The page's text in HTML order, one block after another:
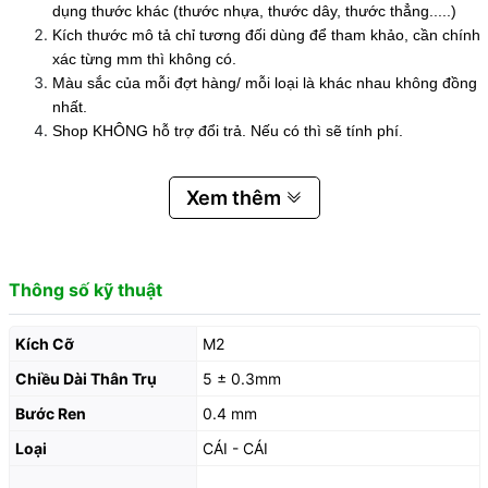
dụng thước khác (thước nhựa, thước dây, thước thẳng.....)
Kích thước mô tả chỉ tương đối dùng để tham khảo, cần chính
xác từng mm thì không có.
Màu sắc của mỗi đợt hàng/ mỗi loại là khác nhau không đồng
nhất.
Shop KHÔNG hỗ trợ đổi trả. Nếu có thì sẽ tính phí.
Xem thêm
Thông số kỹ thuật
Kích Cỡ
M2
Chiều Dài Thân Trụ
5 ± 0.3mm
Bước Ren
0.4 mm
Loại
CÁI - CÁI